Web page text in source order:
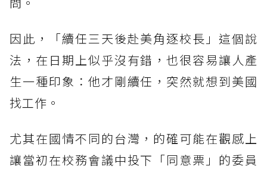
因此，「續任三天後赴美角逐校長」這個說
法，在日期上似乎沒有錯，也很容易讓人產
生一種印象：他才剛續任，突然就想到美國
找工作。
尤其在國情不同的台灣，的確可能在觀感上
讓當初在校務會議中投下「同意票」的委員